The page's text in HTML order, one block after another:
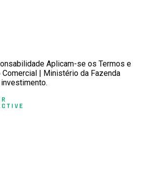
Aplicam-se os Termos e
| Ministério da Fazenda